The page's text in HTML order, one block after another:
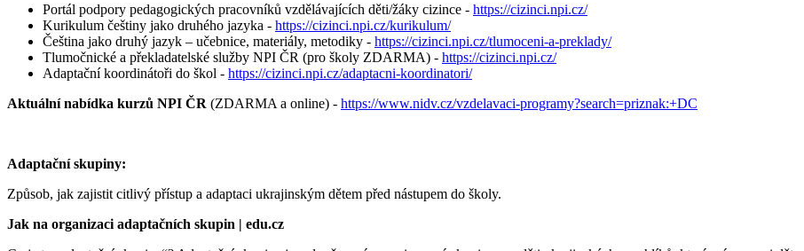
Portál podpory pedagogických pracovníků vzdělávajících děti/žáky cizince - https://cizinci.npi.cz/
Kurikulum češtiny jako druhého jazyka - https://cizinci.npi.cz/kurikulum/
Čeština jako druhý jazyk – učebnice, materiály, metodiky - https://cizinci.npi.cz/tlumoceni-a-preklady/
Tlumočnické a překladatelské služby NPI ČR (pro školy ZDARMA) - https://cizinci.npi.cz/
Adaptační koordinátoři do škol - https://cizinci.npi.cz/adaptacni-koordinatori/
Aktuální nabídka kurzů NPI ČR (ZDARMA a online) - https://www.nidv.cz/vzdelavaci-programy?search=priznak:+DC
Adaptační skupiny:
Způsob, jak zajistit citlivý přístup a adaptaci ukrajinským dětem před nástupem do školy.
Jak na organizaci adaptačních skupin | edu.cz